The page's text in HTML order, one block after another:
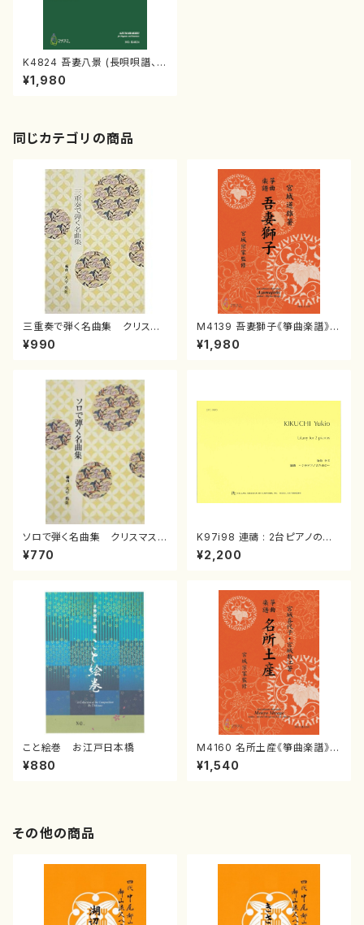
K4824 吾妻八景 (長唄唄譜、三
弦譜/杵屋彌之介(青柳茂三）/青
柳三絃楽譜）
¥1,980
同じカテゴリの商品
三重奏で弾く名曲集 クリスマ
スメドレー( 箏2/大平光美 編
曲/楽譜）
¥990
M4139 吾妻獅子《箏曲楽譜》
（箏/宮城道雄著・宮城宗家監修/
箏曲古典楽譜）
¥1,980
ソロで弾く名曲集 クリスマス・
イブ／恋人がサンタクロース(
箏独奏 /大平光美 編曲/楽
¥770
K97i98 連禱 : 2台ピアノのた
めの（2 Pianos / 菊池 幸夫 /
楽譜）
¥2,200
こと絵巻 お江戸日本橋
¥880
M4160 名所土産《箏曲楽譜》
（箏/宮城喜代子・宮城数江著・
宮城宗家監修/箏曲古典楽譜）
¥1,540
その他の商品